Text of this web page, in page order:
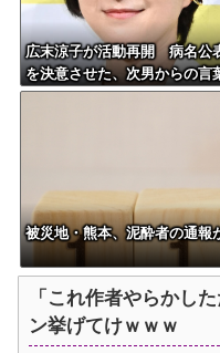
広末涼子が活動再開 病名公
を決意させた、次男からの言
明かす
被災地・熊本、泥酔者の通報
「これ作者やらかし
ン挙げてけｗｗｗ